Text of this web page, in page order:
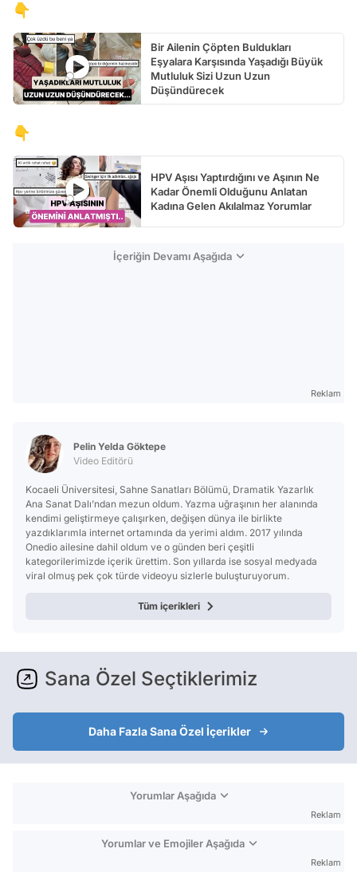
👇
Bir Ailenin Çöpten Buldukları
Eşyalara Karşısında Yaşadığı Büyük
Mutluluk Sizi Uzun Uzun
Düşündürecek
👇
HPV Aşısı Yaptırdığını ve Aşının Ne
Kadar Önemli Olduğunu Anlatan
Kadına Gelen Akılalmaz Yorumlar
İçeriğin Devamı Aşağıda
Reklam
Pelin Yelda Göktepe
Video Editörü
Kocaeli Üniversitesi, Sahne Sanatları Bölümü, Dramatik Yazarlık
Ana Sanat Dalı’ndan mezun oldum. Yazma uğraşının her alanında
kendimi geliştirmeye çalışırken, değişen dünya ile birlikte
yazdıklarımla internet ortamında da yerimi aldım. 2017 yılında
Onedio ailesine dahil oldum ve o günden beri çeşitli
kategorilerimizde içerik ürettim. Son yıllarda ise sosyal medyada
viral olmuş pek çok türde videoyu sizlerle buluşturuyorum.
Tüm içerikleri
Sana Özel Seçtiklerimiz
Daha Fazla Sana Özel İçerikler
Yorumlar Aşağıda
Reklam
Yorumlar ve Emojiler Aşağıda
Reklam